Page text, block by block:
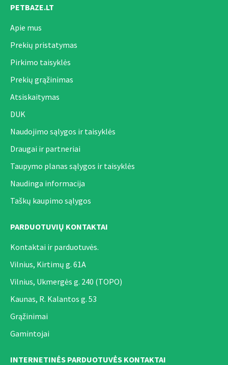
PETBAZE.LT
Apie mus
Prekių pristatymas
Pirkimo taisyklės
Prekių grąžinimas
Atsiskaitymas
DUK
Naudojimo sąlygos ir taisyklės
Draugai ir partneriai
Taupymo planas sąlygos ir taisyklės
Naudinga informacija
Taškų kaupimo sąlygos
PARDUOTUVIŲ KONTAKTAI
Kontaktai ir parduotuvės.
Vilnius, Kirtimų g. 61A
Vilnius, Ukmergės g. 240 (TOPO)
Kaunas, R. Kalantos g. 53
Grąžinimai
Gamintojai
INTERNETINĖS PARDUOTUVĖS KONTAKTAI